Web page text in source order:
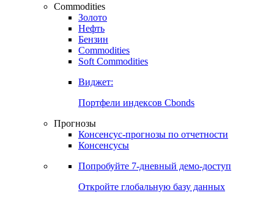
Commodities
Золото
Нефть
Бензин
Commodities
Soft Commodities
Виджет:
Портфели индексов Cbonds
Прогнозы
Консенсус-прогнозы по отчетности
Консенсусы
Попробуйте 7-дневный демо-доступ
Откройте глобальную базу данных